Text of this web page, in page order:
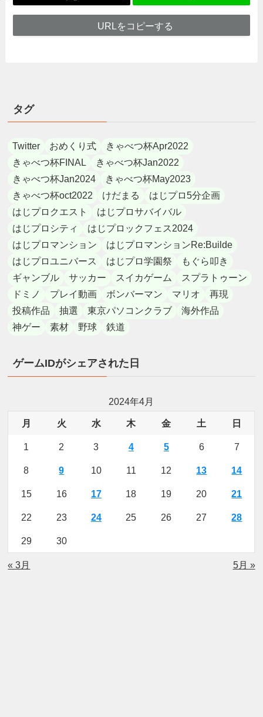
URLをコピーする
タグ
Twitter おめくり式
きゃべつ杯Apr2022
きゃべつ杯FINAL
きゃべつ杯Jan2022
きゃべつ杯Jan2024
きゃべつ杯May2023
きゃべつ杯oct2022
けだまる
はじプロ5分企画
はじプロクエスト
はじプロサバイバル
はじプロシティ
はじプロックフェス2024
はじプロマンション
はじプロマンションRe:Builde
はじプロユニバース
はじプロ学園祭
もぐら叩き
ギャンブル
サッカー スイカゲーム
スプラトゥーン
ドミノ
プレイ動画 ボンバーマン マリオ
再現
投稿作品
抽選 東京パソコンクラブ
海外作品
神ゲー
素材 野球 鉄道
ゲームIDがシェアされた日
2024年4月
月 火 水 木 金 土 日
1 2 3 4 5 6 7
8 9 10 11 12 13 14
15 16 17 18 19 20 21
22 23 24 25 26 27 28
29 30
« 3月 5月 »